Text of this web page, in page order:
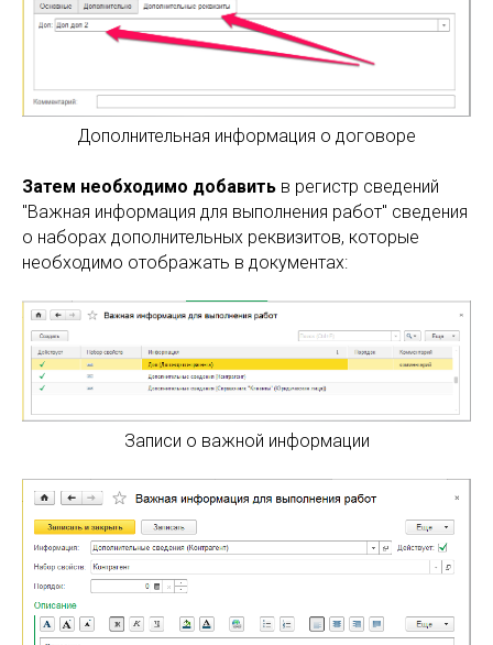
Дополнительная информация о договоре
Затем необходимо добавить в регистр сведений
"Важная информация для выполнения работ" сведения
о наборах дополнительных реквизитов, которые
необходимо отображать в документах:
Записи о важной информации